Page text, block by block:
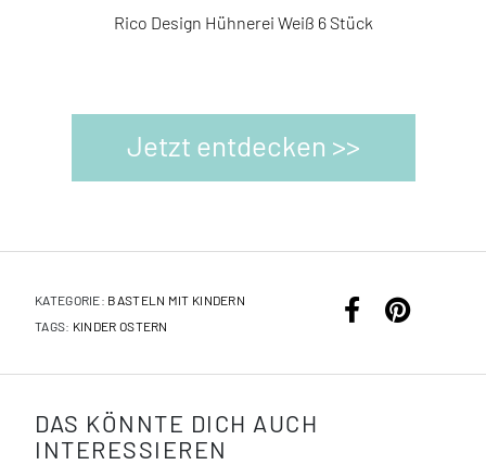
Rico Design Hühnerei Weiß 6 Stück3771860
Jetzt entdecken >>
KATEGORIE: BASTELN MIT KINDERN
TAGS: KINDER OSTERN
DAS KÖNNTE DICH AUCH
INTERESSIEREN